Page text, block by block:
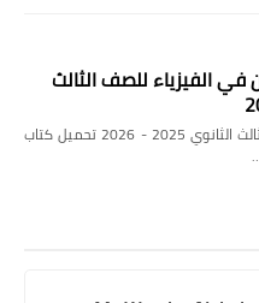
في الفيزياء للصف الثالث
تحميل كتاب الامتحان في الفيزياء للصف الثالث الثانوي 2025 - 2026 تحميل كتاب